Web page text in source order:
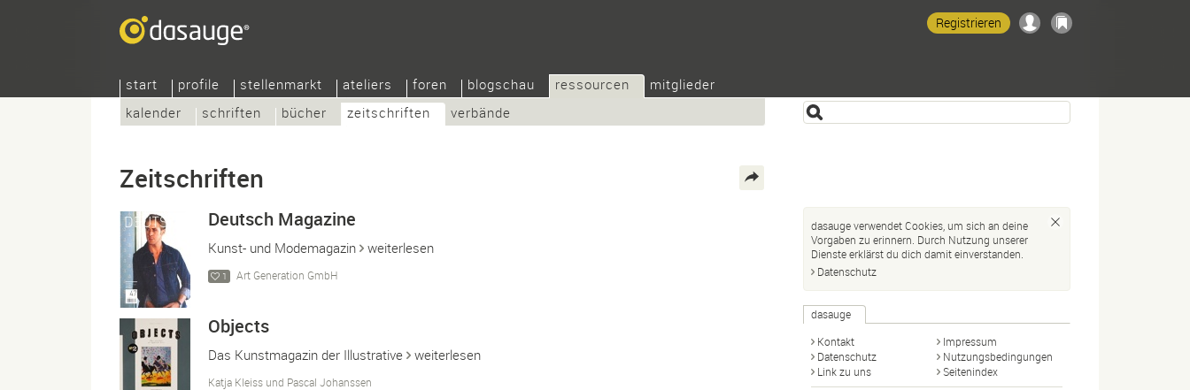
start profile stellenmarkt ateliers foren blogschau
ressourcen
kalender
schriften bücher zeitschriften verbände
mitglieder
Registrieren
Zeitschriften
Deutsch Magazine
Kunst- und Modemagazin weiterlesen
1 Art Generation GmbH
Objects
Das Kunstmagazin der Illustrative weiterlesen
Katja Kleiss und Pascal Johanssen
dasauge verwendet Cookies, um sich an deine
Vorgaben zu erinnern. Durch Nutzung unserer
Dienste erklärst du dich damit einverstanden.
Datenschutz
dasauge
Kontakt
Impressum
Datenschutz
Nutzungsbedingungen
Link zu uns
Seitenindex